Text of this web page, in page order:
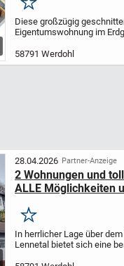
Merken
Diese großzügig
Eigentumswohnung im
Voraussetzungen für Paare,
alle, die Wert auf ein
58791 Werdohl
28.04.2026 Partner-Anzeige
2 Wohnungen und
ALLE Möglichkeiten
Merken
In herrlicher Lage über
Lennetal bietet sich eine